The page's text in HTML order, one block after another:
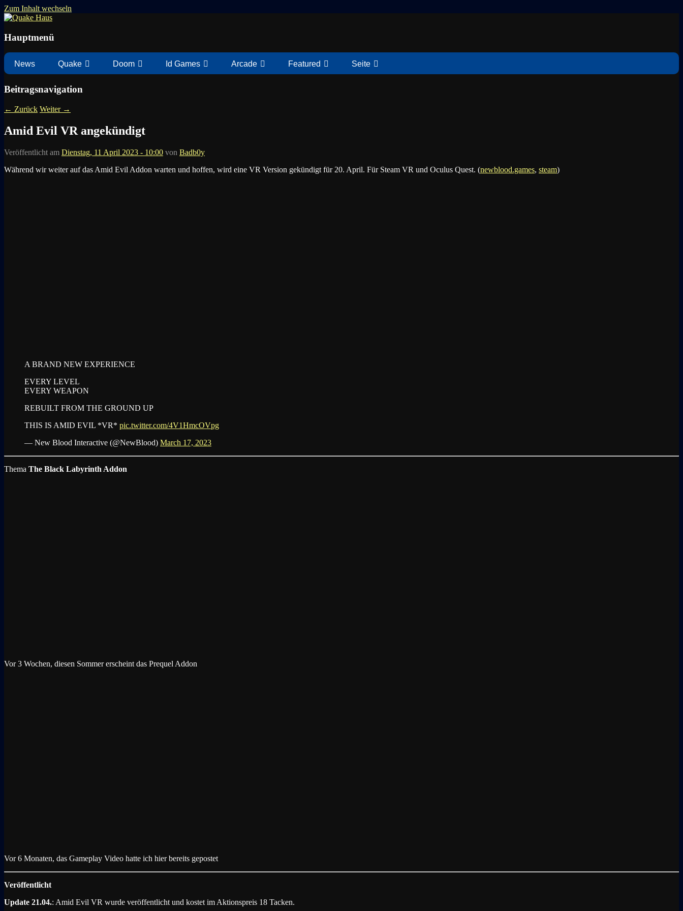
Zum Inhalt wechseln
Quake Haus
Hauptmenü
News Quake Doom Id Games Arcade Featured Seite
Beitragsnavigation
← Zurück Weiter →
Amid Evil VR angekündigt
Veröffentlicht am Dienstag, 11 April 2023 - 10:00 von Badb0y
Während wir weiter auf das Amid Evil Addon warten und hoffen, wird eine VR Version gekündigt für 20. April. Für Steam VR und Oculus Quest. (newblood.games, steam)
A BRAND NEW EXPERIENCE
EVERY LEVEL
EVERY WEAPON
REBUILT FROM THE GROUND UP
THIS IS AMID EVIL *VR* pic.twitter.com/4V1HmcOVpg
— New Blood Interactive (@NewBlood) March 17, 2023
Thema The Black Labyrinth Addon
Vor 3 Wochen, diesen Sommer erscheint das Prequel Addon
Vor 6 Monaten, das Gameplay Video hatte ich hier bereits gepostet
Veröffentlicht
Update 21.04.: Amid Evil VR wurde veröffentlicht und kostet im Aktionspreis 18 Tacken.